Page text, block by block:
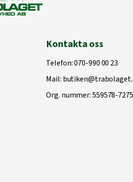
Kontakta oss
Telefon:070-990 00 23
Mail:
Org. nummer: 559578-7275